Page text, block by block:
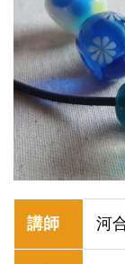
講師 河